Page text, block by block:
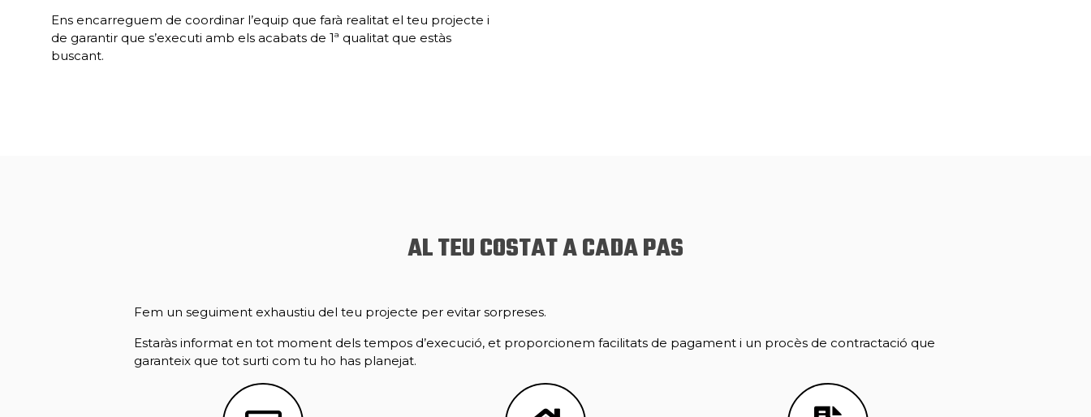
Ens encarreguem de coordinar l’equip que farà realitat el teu projecte i
de garantir que s’executi amb els acabats de 1ª qualitat que estàs
buscant.
AL TEU COSTAT A CADA PAS
Fem un seguiment exhaustiu del teu projecte per evitar sorpreses.
Estaràs informat en tot moment dels tempos d’execució, et proporcionem facilitats de pagament i un procès de contractació que
garanteix que tot surti com tu ho has planejat.